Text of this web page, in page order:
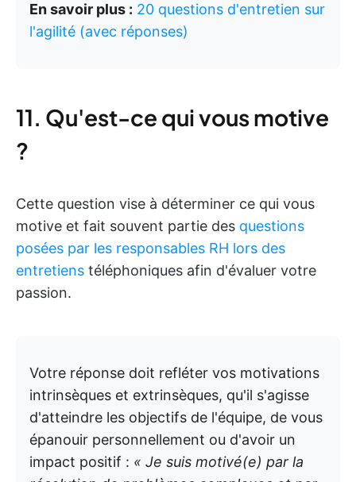
En savoir plus : 20 questions d'entretien sur
l'agilité (avec réponses)
11. Qu'est-ce qui vous motive
?
Cette question vise à déterminer ce qui vous
motive et fait souvent partie des questions
posées par les responsables RH lors des
entretiens téléphoniques afin d'évaluer votre
passion.
Votre réponse doit refléter vos motivations
intrinsèques et extrinsèques, qu'il s'agisse
d'atteindre les objectifs de l'équipe, de vous
épanouir personnellement ou d'avoir un
impact positif : « Je suis motivé(e) par la